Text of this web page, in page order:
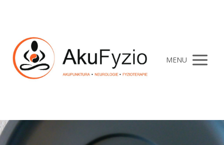
MENU